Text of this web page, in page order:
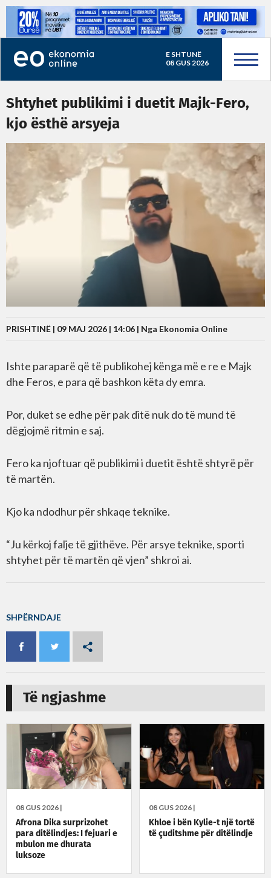
E SHTUNË
08 GUS 2026
Shtyhet publikimi i duetit Majk-Fero,
kjo ësthë arsyeja
PRISHTINË | 09 MAJ 2026 | 14:06 | Nga Ekonomia Online
Ishte paraparë që të publikohej kënga më e re e Majk
dhe Feros, e para që bashkon këta dy emra.
Por, duket se edhe për pak ditë nuk do të mund të
dëgjojmë ritmin e saj.
Fero ka njoftuar që publikimi i duetit është shtyrë për
të martën.
Kjo ka ndodhur për shkaqe teknike.
“Ju kërkoj falje të gjithëve. Për arsye teknike, sporti
shtyhet për të martën që vjen” shkroi ai.
SHPËRNDAJE
Të ngjashme
08 GUS 2026 |
Afrona Dika surprizohet
para ditëlindjes: I fejuari e
mbulon me dhurata
luksoze
08 GUS 2026 |
Khloe i bën Kylie-t një tortë
të çuditshme për ditëlindje